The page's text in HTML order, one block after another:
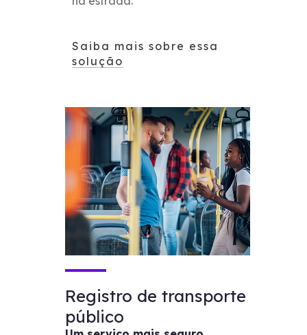
Saiba mais sobre essa
solução
Registro de transporte
público